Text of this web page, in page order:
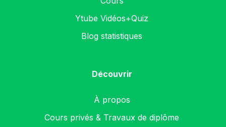
Ytube Vidéos+Quiz
Blog statistiques
Découvrir
À propos
Cours privés & Travaux de diplôme